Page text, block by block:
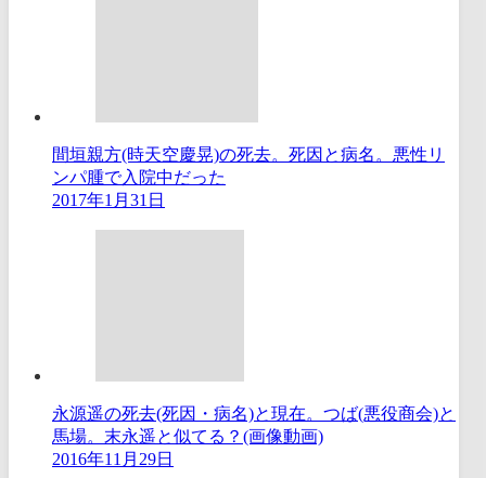
間垣親方(時天空慶晃)の死去。死因と病名。悪性リ
ンパ腫で入院中だった
2017年1月31日
永源遥の死去(死因・病名)と現在。つば(悪役商会)と
馬場。末永遥と似てる？(画像動画)
2016年11月29日